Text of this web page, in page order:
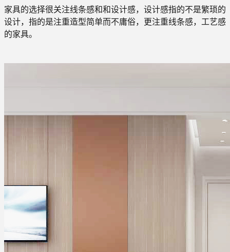
家具的选择很关注线条感和和设计感，设计感指的不是繁琐的
设计，指的是注重造型简单而不庸俗，更注重线条感，工艺感
的家具。